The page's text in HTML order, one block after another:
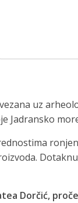
uz
Jadransko
Dorčić,